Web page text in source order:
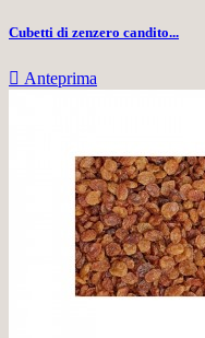
Cubetti di zenzero candito...
 Anteprima